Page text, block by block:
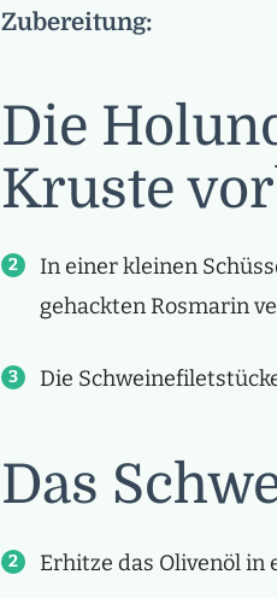
Zubereitung:
Die
Kruste
In einer kleinen
gehackten Rosmarin
Die
Das
Erhitze das Olivenöl